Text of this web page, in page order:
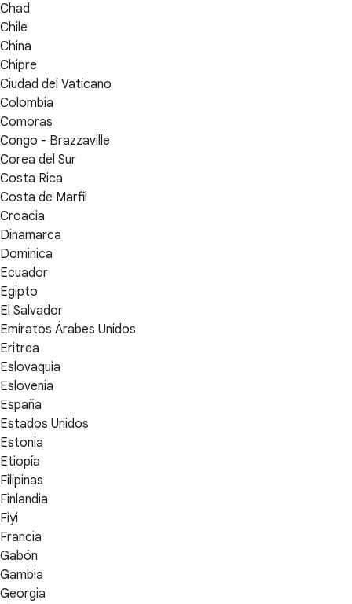
Chad
Chile
China
Chipre
Ciudad del Vaticano
Colombia
Comoras
Congo - Brazzaville
Corea del Sur
Costa Rica
Costa de Marfil
Croacia
Dinamarca
Dominica
Ecuador
Egipto
El Salvador
Emiratos Árabes Unidos
Eritrea
Eslovaquia
Eslovenia
España
Estados Unidos
Estonia
Etiopía
Filipinas
Finlandia
Fiyi
Francia
Gabón
Gambia
Georgia